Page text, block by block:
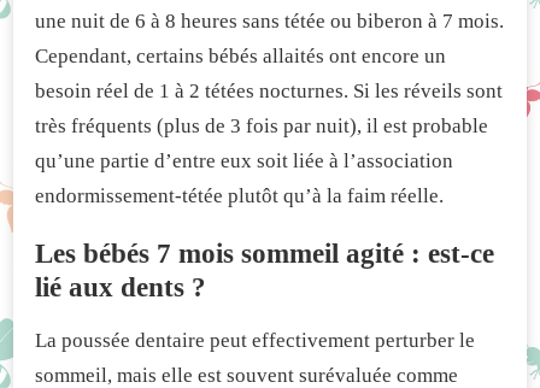
une nuit de 6 à 8 heures sans tétée ou biberon à 7 mois.
Cependant, certains bébés allaités ont encore un
besoin réel de 1 à 2 tétées nocturnes. Si les réveils sont
très fréquents (plus de 3 fois par nuit), il est probable
qu’une partie d’entre eux soit liée à l’association
endormissement-tétée plutôt qu’à la faim réelle.
Les bébés 7 mois sommeil agité : est-ce
lié aux dents ?
La poussée dentaire peut effectivement perturber le
sommeil, mais elle est souvent surévaluée comme